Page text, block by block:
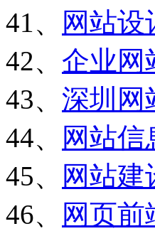
41、
网站
42、 企业网
43、 深圳网
44、
网站
45、
网站
46、
网页